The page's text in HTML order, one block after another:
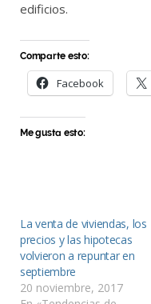
edificios.
Comparte esto:
Facebook
Me gusta esto:
La venta de viviendas, los
precios y las hipotecas
volvieron a repuntar en
septiembre
20 noviembre, 2017